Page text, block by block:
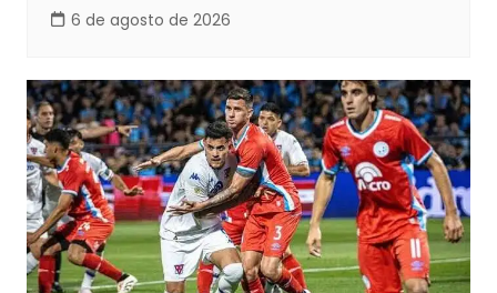
6 de agosto de 2026